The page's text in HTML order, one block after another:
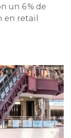
un 6 % de
en retail